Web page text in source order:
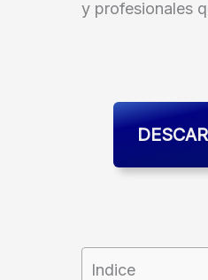
y profesionales
Indice